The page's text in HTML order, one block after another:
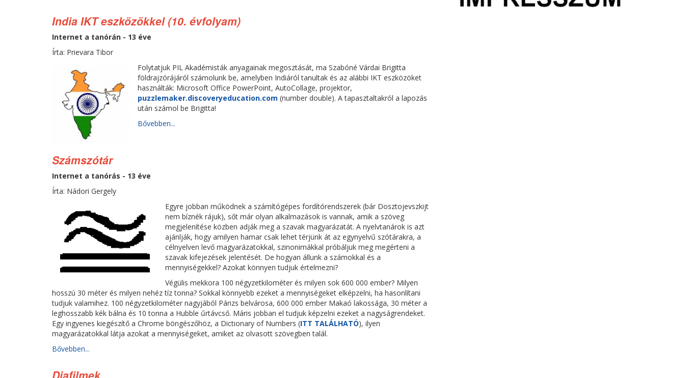
India IKT eszközökkel (10. évfolyam)
Internet a tanórán - 13 éve
Írta: Prievara Tibor
Folytatjuk PIL Akadémisták anyagainak megosztását, ma Szabóné Várdai Brigitta
földrajzórájáról számolunk be, amelyben Indiáról tanultak és az alábbi IKT eszközöket
használták: Microsoft Office PowerPoint, AutoCollage, projektor,
puzzlemaker.discoveryeducation.com (number double). A tapasztaltakról a lapozás
után számol be Brigitta!
Bővebben...
Számszótár
Internet a tanórás - 13 éve
Írta: Nádori Gergely
Egyre jobban működnek a számítógépes fordítórendszerek (bár Dosztojevszkijt
nem bíznék rájuk), sőt már olyan alkalmazások is vannak, amik a szöveg
megjelenítése közben adják meg a szavak magyarázatát. A nyelvtanárok is azt
ajánlják, hogy amilyen hamar csak lehet térjünk át az egynyelvű szótárakra, a
célnyelven levő magyarázatokkal, szinonimákkal próbáljuk meg megérteni a
szavak kifejezések jelentését. De hogyan állunk a számokkal és a
mennyiségekkel? Azokat könnyen tudjuk értelmezni?
Végülis mekkora 100 négyzetkilométer és milyen sok 600 000 ember? Milyen
hosszú 30 méter és milyen nehéz tíz tonna? Sokkal könnyebb ezeket a mennyiségeket elképzelni, ha hasonlítani
tudjuk valamihez. 100 négyzetkilométer nagyjából Párizs belvárosa, 600 000 ember Makaó lakossága, 30 méter a
leghosszabb kék bálna és 10 tonna a Hubble űrtávcső. Máris jobban el tudjuk képzelni ezeket a nagyságrendeket.
Egy ingyenes kiegészítő a Chrome böngészőhöz, a Dictionary of Numbers (ITT TALÁLHATÓ), ilyen
magyarázatokkal látja azokat a mennyiségeket, amiket az olvasott szövegben talál.
Bővebben...
Diafilmek